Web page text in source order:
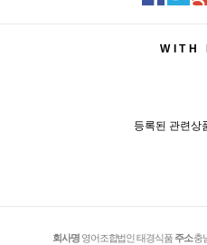
WITH
등록된 관련상
회사명영어조합법인 태경식품 주소충